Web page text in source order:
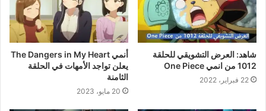
شاهد: العرض التشويقي للحلقة
1012 من انمي One Piece
22 فبراير، 2022
أنمي The Dangers in My Heart
يعلن تواجد الأمهات في الحلقة
الثامنة
20 مايو، 2023